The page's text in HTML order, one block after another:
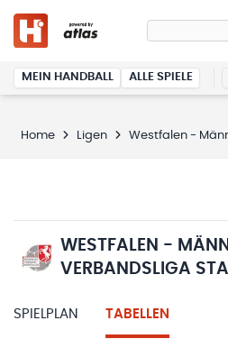
MEIN HANDBALL ALLE SPIELE
Home Ligen Westfalen -
WESTFALEN -
VERBANDSLIGA
SPIELPLAN TABELLEN